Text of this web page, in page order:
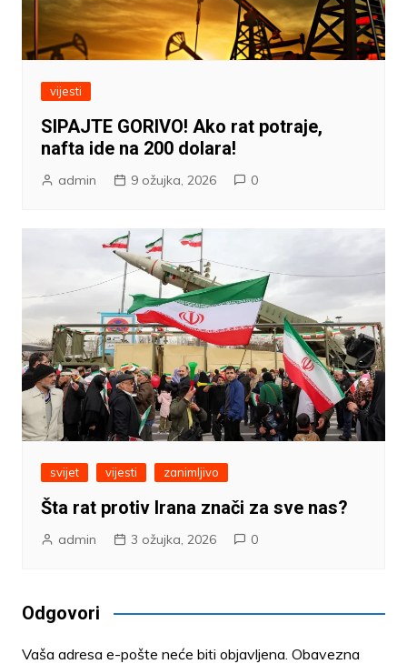
vijesti
SIPAJTE GORIVO! Ako rat potraje,
nafta ide na 200 dolara!
admin 9 ožujka, 2026 0
svijet vijesti zanimljivo
Šta rat protiv Irana znači za sve nas?
admin 3 ožujka, 2026 0
Odgovori
Vaša adresa e-pošte neće biti objavljena. Obavezna